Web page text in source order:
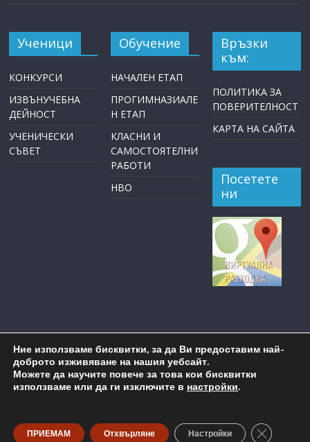
Ученици
КОНКУРСИ
ИЗВЪНУЧЕБНА
ДЕЙНОСТ
УЧЕНИЧЕСКИ
СЪВЕТ
Обучение
НАЧАЛЕН ЕТАП
ПРОГИМНАЗИАЛЕ
Н ЕТАП
КЛАСНИ И
САМОСТОЯТЕЛНИ
РАБОТИ
НВО
Връзки
към:
ПОЛИТИКА ЗА
ПОВЕРИТЕЛНОСТ
КАРТА НА САЙТА
Посетете
ни
Copyright © 2026ОУ "Пейо Крачолов Яворов" Бургас
Ние използваме бисквитки, за да Ви предоставим най-
доброто изживяване на нашия уебсайт.
Можете да научите повече за това кои бисквитки
използваме или да ги изключите в настройки.
ПРИЕМАМ Отхвърляне Настройки Close